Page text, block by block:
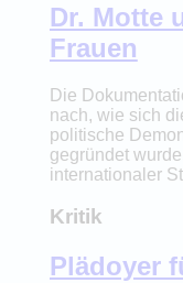
Dr. Motte
Frauen
Die
nach, wie sich
politische
gegründet
internationaler
Kritik
Plädoyer